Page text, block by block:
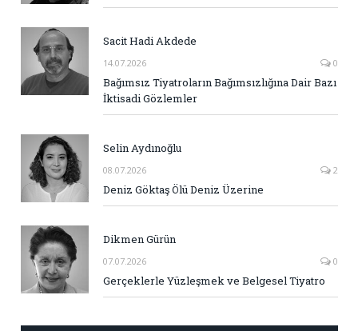
Sacit Hadi Akdede
14.07.2026 0
Bağımsız Tiyatroların Bağımsızlığına Dair Bazı
İktisadi Gözlemler
Selin Aydınoğlu
08.07.2026 2
Deniz Göktaş Ölü Deniz Üzerine
Dikmen Gürün
07.07.2026 0
Gerçeklerle Yüzleşmek ve Belgesel Tiyatro